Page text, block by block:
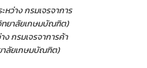
หว่าง กรมเจรจาการ
ทยาลัยเกษมบัณฑิต)
ง กรมเจรจาการค้า
าลัยเกษมบัณฑิต)